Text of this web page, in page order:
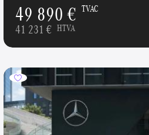
49 890 € TVAC
41 231 € HTVA